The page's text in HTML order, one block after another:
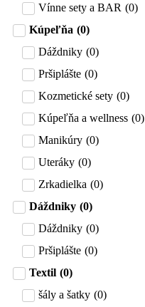
Vínne sety a BAR (0)
Kúpeľňa (0)
Dáždniky (0)
Pršiplášte (0)
Kozmetické sety (0)
Kúpeľňa a wellness (0)
Manikúry (0)
Uteráky (0)
Zrkadielka (0)
Dáždniky (0)
Dáždniky (0)
Pršiplášte (0)
Textil (0)
šály a šatky (0)